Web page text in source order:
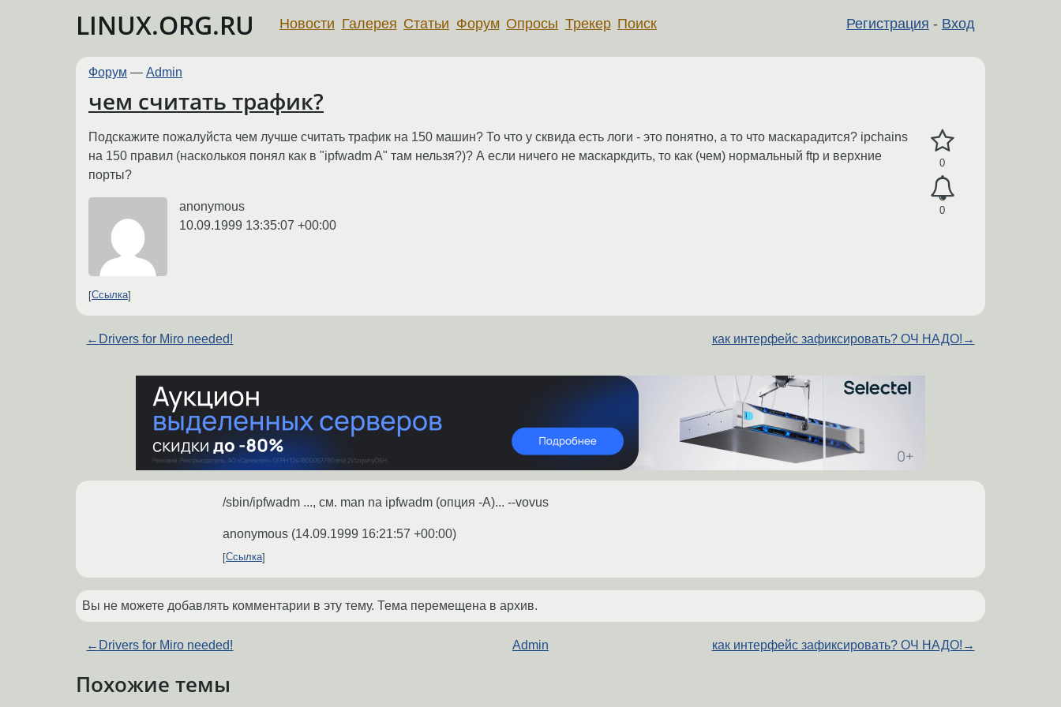
LINUX.ORG.RU Регистрация - Вход
Новости Галерея Статьи Форум Опросы Трекер Поиск
Форум — Admin
чем считать трафик?
0
0
Подскажите пожалуйста чем лучше считать трафик на 150 машин? То что у сквида есть логи - это понятно, а то что маскарадится? ipchains
на 150 правил (насколькоя понял как в "ipfwadm A" там нельзя?)? А если ничего не маскаркдить, то как (чем) нормальный ftp и верхние
порты?
anonymous
10.09.1999 13:35:07 +00:00
Ссылка
← Drivers for Miro needed! как интерфейс зафиксировать? ОЧ НАДО! →
/sbin/ipfwadm ..., см. man na ipfwadm (опция -A)... --vovus
anonymous (14.09.1999 16:21:57 +00:00)
Ссылка
Вы не можете добавлять комментарии в эту тему. Тема перемещена в архив.
← Drivers for Miro needed! Admin как интерфейс зафиксировать? ОЧ НАДО! →
Похожие темы